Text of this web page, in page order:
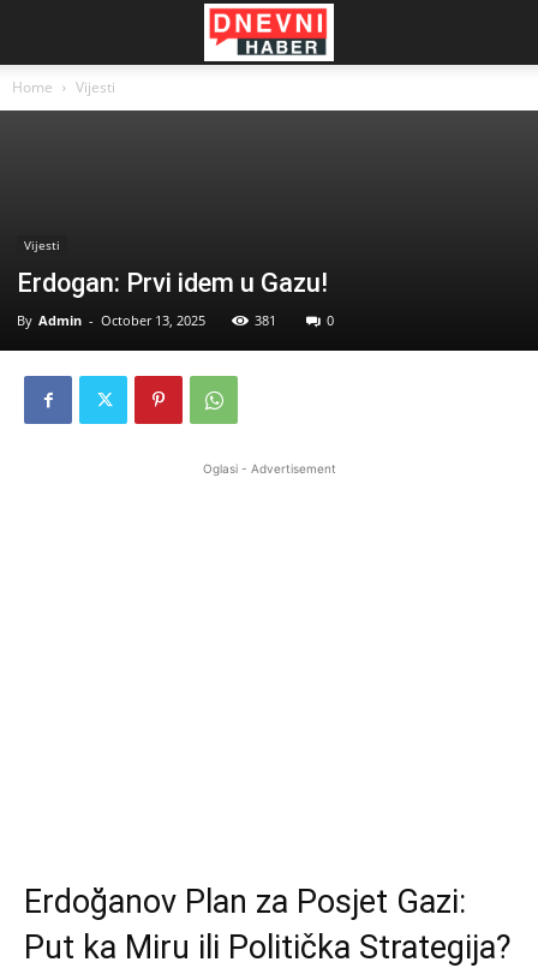
Home Vijesti
Vijesti
Erdogan: Prvi idem u Gazu!
By Admin - October 13, 2025 381 0
Oglasi - Advertisement
Erdoğanov Plan za Posjet Gazi:
Put ka Miru ili Politička Strategija?